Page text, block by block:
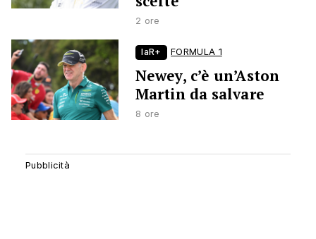
2 ore
laR+ FORMULA 1
Newey, c’è un’Aston
Martin da salvare
8 ore